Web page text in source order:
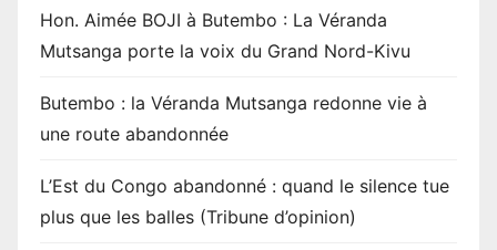
i
o
n
Hon. Aimée BOJI à Butembo : La Véranda
Mutsanga porte la voix du Grand Nord-Kivu
Butembo : la Véranda Mutsanga redonne vie à
une route abandonnée
L’Est du Congo abandonné : quand le silence tue
plus que les balles (Tribune d’opinion)